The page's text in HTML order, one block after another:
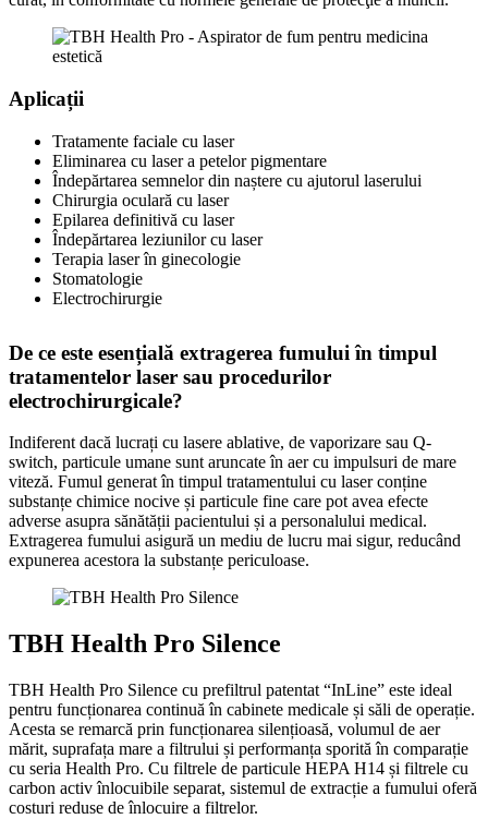
Aplicații
Tratamente faciale cu laser
Eliminarea cu laser a petelor pigmentare
Îndepărtarea semnelor din naștere cu ajutorul laserului
Chirurgia oculară cu laser
Epilarea definitivă cu laser
Îndepărtarea leziunilor cu laser
Terapia laser în ginecologie
Stomatologie
Electrochirurgie
De ce este esențială extragerea fumului în timpul
tratamentelor laser sau procedurilor
electrochirurgicale?
Indiferent dacă lucrați cu lasere ablative, de vaporizare sau Q-
switch, particule umane sunt aruncate în aer cu impulsuri de mare
viteză. Fumul generat în timpul tratamentului cu laser conține
substanțe chimice nocive și particule fine care pot avea efecte
adverse asupra sănătății pacientului și a personalului medical.
Extragerea fumului asigură un mediu de lucru mai sigur, reducând
expunerea acestora la substanțe periculoase.
TBH Health Pro Silence
TBH Health Pro Silence cu prefiltrul patentat “InLine” este ideal
pentru funcționarea continuă în cabinete medicale și săli de operație.
Acesta se remarcă prin funcționarea silențioasă, volumul de aer
mărit, suprafața mare a filtrului și performanța sporită în comparație
cu seria Health Pro. Cu filtrele de particule HEPA H14 și filtrele cu
carbon activ înlocuibile separat, sistemul de extracție a fumului oferă
costuri reduse de înlocuire a filtrelor.